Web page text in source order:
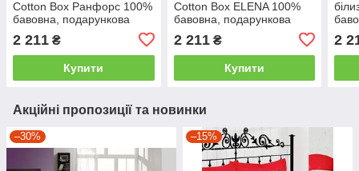
Cotton Box Ранфорс 100%
бавовна, подарункова
євро
2 211 ₴
Купити
Cotton Box ELENA 100%
бавовна, подарункова
євро
2 211₴
Купити
євро
2
Акційні пропозиції та новинки
–30% –15%